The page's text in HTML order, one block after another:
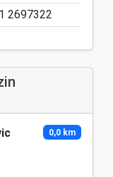
2697322
0,0 km